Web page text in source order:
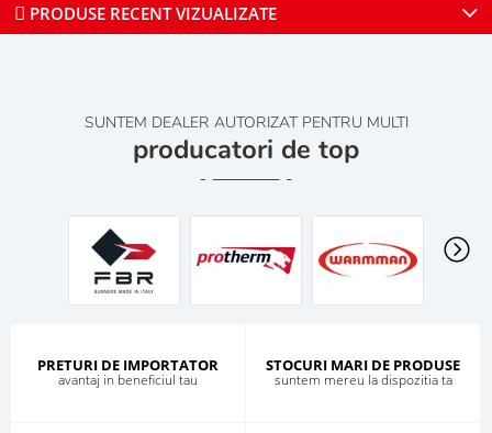
PRODUSE RECENT VIZUALIZATE
SUNTEM DEALER AUTORIZAT PENTRU MULTI
producatori de top
PRETURI DE IMPORTATOR
avantaj in beneficiul tau
STOCURI MARI DE PRODUSE
suntem mereu la dispozitia ta